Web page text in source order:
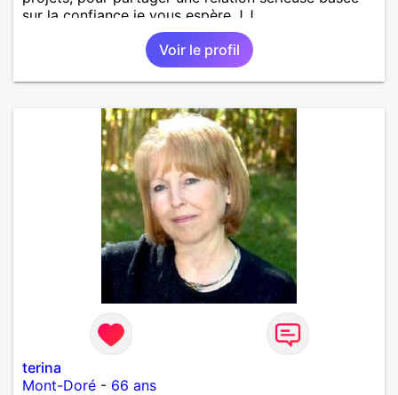
sur la confiance je vous espère J.J
Voir le profil
terina
Mont-Doré - 66 ans